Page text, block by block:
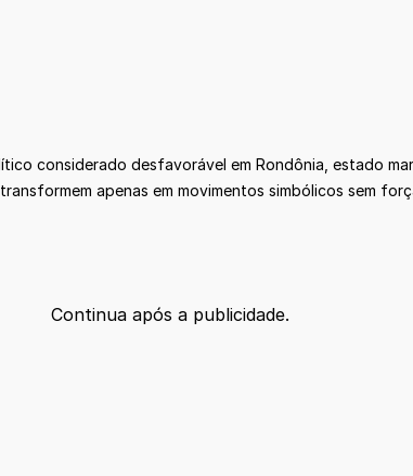
considerado desfavorável em Rondônia, estado
apenas em movimentos simbólicos sem
Continua após a publicidade.